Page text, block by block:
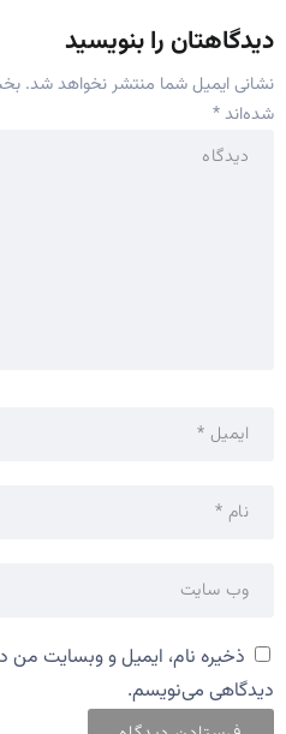
دیدگاهتان را بنویسید
نشانی ایمیل شما منتشر نخواهد شد.
شده‌اند*
ذخیره نام، ایمیل و وبسایت من
دیدگاهی می‌نویسم.